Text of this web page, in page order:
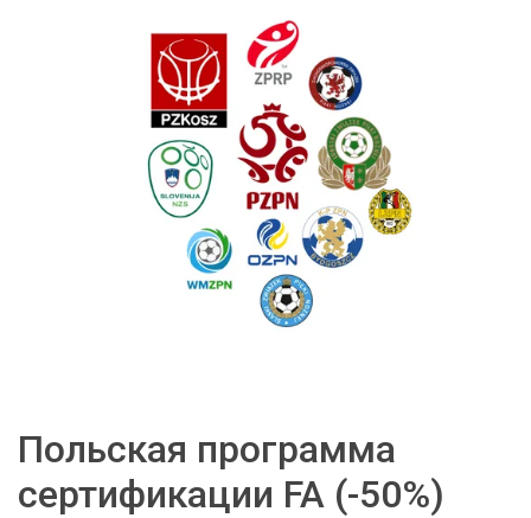
Польская программа
сертификации FA (-50%)